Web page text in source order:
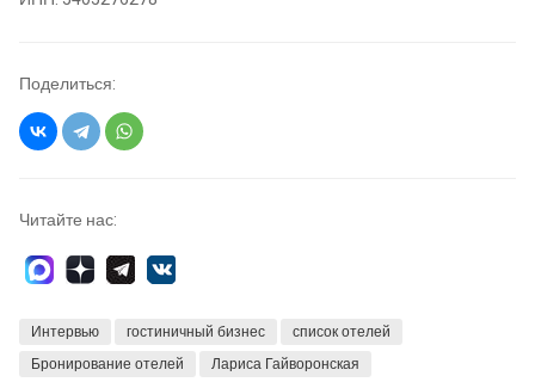
Поделиться:
Читайте нас:
Интервью гостиничный бизнес
список отелей
Бронирование отелей
Лариса Гайворонская